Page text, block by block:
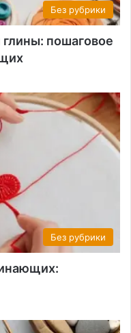
Без рубрики
пошаговое
Без рубрики